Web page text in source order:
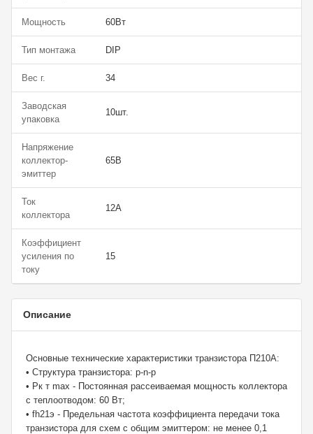
Мощность 60Вт
Тип монтажа DIP
Вес г. 34
Заводская
упаковка
10шт.
Напряжение
коллектор-
эмиттер
65В
Ток
коллектора
12А
Коэффициент
усиления по
току
15
Описание
Основные технические характеристики транзистора П210А:
• Структура транзистора: p-n-p
• Рк т max - Постоянная рассеиваемая мощность коллектора
с теплоотводом: 60 Вт;
• fh21э - Предельная частота коэффициента передачи тока
транзистора для схем с общим эмиттером: не менее 0,1